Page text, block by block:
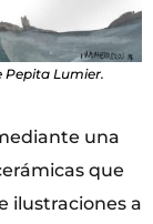
Pepita Lumier.
una
que
ilustraciones a